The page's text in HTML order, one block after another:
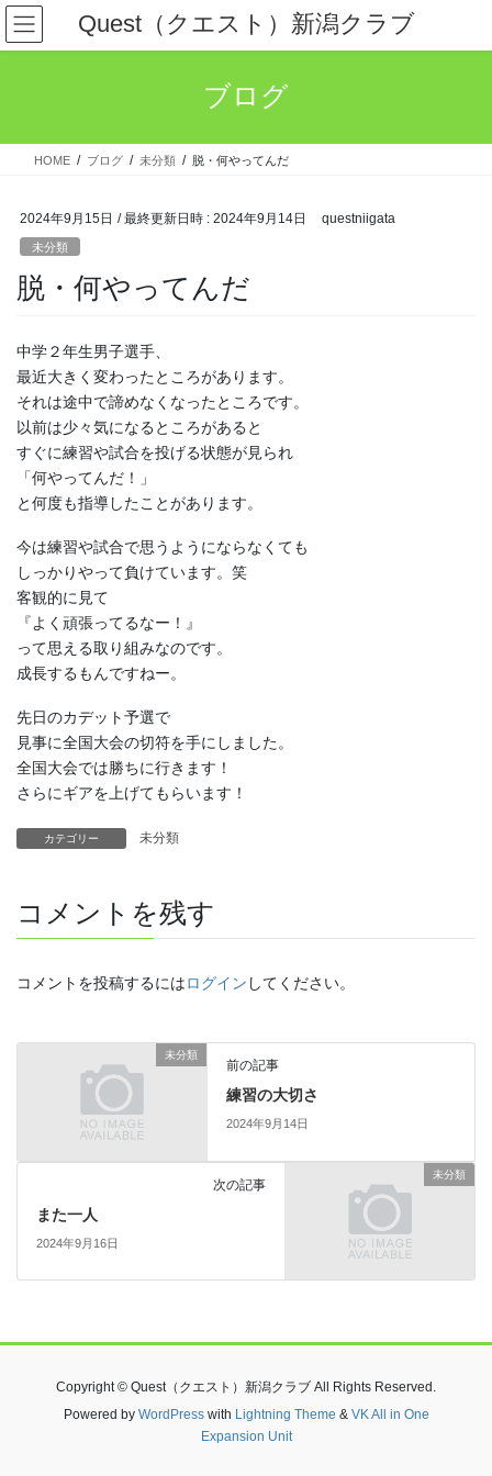
コ
ン
テ
ス
ナ
ビ
ゲ
ン
Quest（クエスト）新潟クラブ
ブログ
HOME ブログ 未分類 脱・何やってんだ
2024年9月15日 / 最終更新日時 : 2024年9月14日 questniigata
未分類
脱・何やってんだ
中学２年生男子選手、
最近大きく変わったところがあります。
それは途中で諦めなくなったところです。
以前は少々気になるところがあると
すぐに練習や試合を投げる状態が見られ
「何やってんだ！」
と何度も指導したことがあります。
今は練習や試合で思うようにならなくても
しっかりやって負けています。笑
客観的に見て
『よく頑張ってるなー！』
って思える取り組みなのです。
成長するもんですねー。
先日のカデット予選で
見事に全国大会の切符を手にしました。
全国大会では勝ちに行きます！
さらにギアを上げてもらいます！
カテゴリー 未分類
コメントを残す
コメントを投稿するにはログイン してください。
未分類
前の記事
練習の大切さ
2024年9月14日
未分類
次の記事
また一人
2024年9月16日
Copyright © Quest（クエスト）新潟クラブ All Rights Reserved.
Powered by WordPresswith Lightning Theme & VK All in One
Expansion Unit